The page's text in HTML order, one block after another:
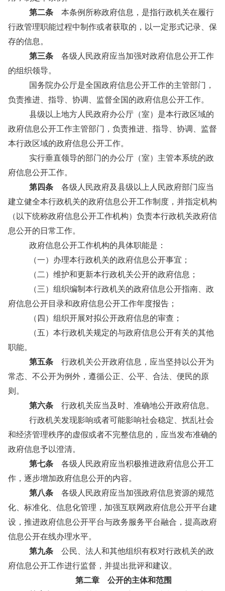
第二条 本条例所称政府信息，是指行政机关在履行
行政管理职能过程中制作或者获取的，以一定形式记录、保
存的信息。
第三条 各级人民政府应当加强对政府信息公开工作
的组织领导。
国务院办公厅是全国政府信息公开工作的主管部门，
负责推进、指导、协调、监督全国的政府信息公开工作。
县级以上地方人民政府办公厅（室）是本行政区域的
政府信息公开工作主管部门，负责推进、指导、协调、监督
本行政区域的政府信息公开工作。
实行垂直领导的部门的办公厅（室）主管本系统的政
府信息公开工作。
第四条 各级人民政府及县级以上人民政府部门应当
建立健全本行政机关的政府信息公开工作制度，并指定机构
（以下统称政府信息公开工作机构）负责本行政机关政府信
息公开的日常工作。
政府信息公开工作机构的具体职能是：
（一）办理本行政机关的政府信息公开事宜；
（二）维护和更新本行政机关公开的政府信息；
（三）组织编制本行政机关的政府信息公开指南、政
府信息公开目录和政府信息公开工作年度报告；
（四）组织开展对拟公开政府信息的审查；
（五）本行政机关规定的与政府信息公开有关的其他
职能。
第五条 行政机关公开政府信息，应当坚持以公开为
常态、不公开为例外，遵循公正、公平、合法、便民的原
则。
第六条 行政机关应当及时、准确地公开政府信息。
行政机关发现影响或者可能影响社会稳定、扰乱社会
和经济管理秩序的虚假或者不完整信息的，应当发布准确的
政府信息予以澄清。
第七条 各级人民政府应当积极推进政府信息公开工
作，逐步增加政府信息公开的内容。
第八条 各级人民政府应当加强政府信息资源的规范
化、标准化、信息化管理，加强互联网政府信息公开平台建
设，推进政府信息公开平台与政务服务平台融合，提高政府
信息公开在线办理水平。
第九条 公民、法人和其他组织有权对行政机关的政
府信息公开工作进行监督，并提出批评和建议。
第二章 公开的主体和范围